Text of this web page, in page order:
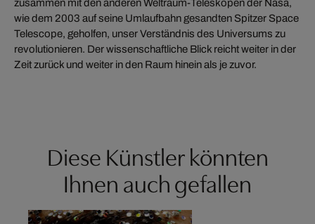
zusammen mit den anderen Weltraum-Teleskopen der Nasa,
wie dem 2003 auf seine Umlaufbahn gesandten Spitzer Space
Telescope, geholfen, unser Verständnis des Universums zu
revolutionieren. Der wissenschaftliche Blick reicht weiter in der
Zeit zurück und weiter in den Raum hinein als je zuvor.
Diese Künstler könnten
Ihnen auch gefallen